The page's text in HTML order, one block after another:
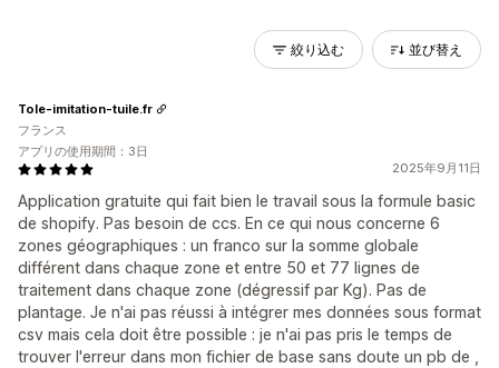
絞り込む 並び替え
2025年9月11日
Application gratuite qui fait bien le travail sous la formule basic
de shopify. Pas besoin de ccs. En ce qui nous concerne 6
zones géographiques : un franco sur la somme globale
différent dans chaque zone et entre 50 et 77 lignes de
traitement dans chaque zone (dégressif par Kg). Pas de
plantage. Je n'ai pas réussi à intégrer mes données sous format
csv mais cela doit être possible : je n'ai pas pris le temps de
trouver l'erreur dans mon fichier de base sans doute un pb de ,
Tole-imitation-tuile.fr
フランス
アプリの使用期間：3日